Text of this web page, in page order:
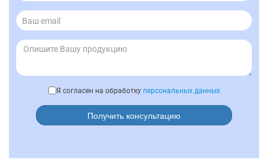
Я согласен на обработку персональных данных
Получить консультацию